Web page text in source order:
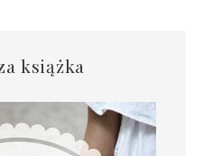
książka